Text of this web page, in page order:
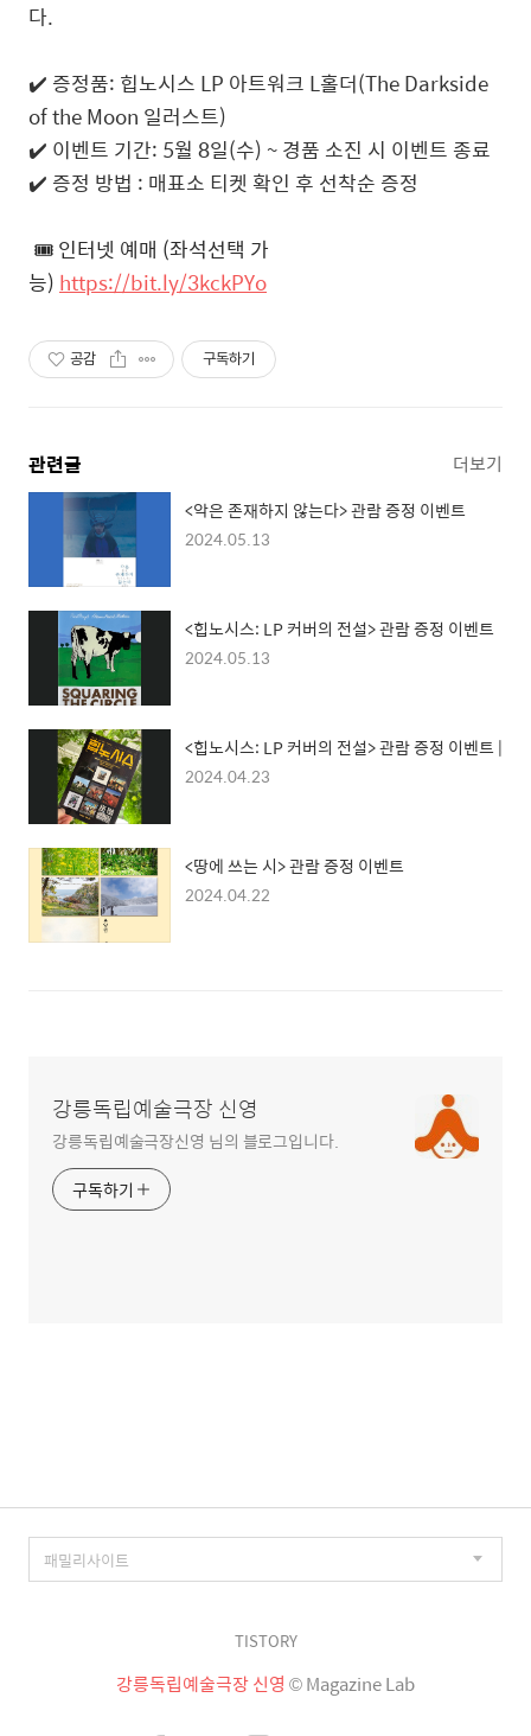
다.
✔️ 증정품: 힙노시스 LP 아트워크 L홀더(The Darkside
of the Moon 일러스트)
✔️ 이벤트 기간: 5월 8일(수) ~ 경품 소진 시 이벤트 종료
✔️ 증정 방법 : 매표소 티켓 확인 후 선착순 증정
🎟️ 인터넷 예매 (좌석선택 가
능) https://bit.ly/3kckPYo
공감 구독하기
관련글 더보기
<악은 존재하지 않는다> 관람 증정 이벤트
2024.05.13
<힙노시스: LP 커버의 전설> 관람 증정 이벤트
2024.05.13
<힙노시스: LP 커버의 전설> 관람 증정 이벤트 |
2024.04.23
<땅에 쓰는 시> 관람 증정 이벤트
2024.04.22
강릉독립예술극장 신영
강릉독립예술극장신영 님의 블로그입니다.
구독하기
TISTORY
강릉독립예술극장 신영 © Magazine Lab